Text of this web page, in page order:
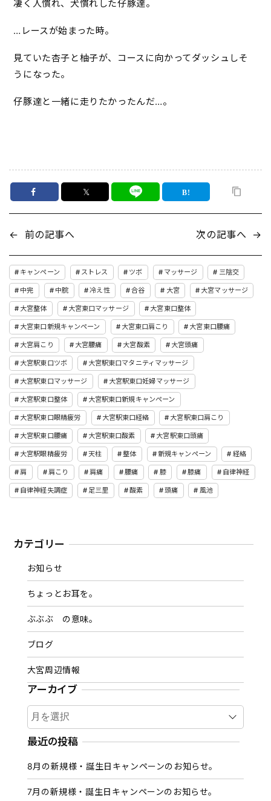
凄く人慣れ、犬慣れした仔豚達。
…レースが始まった時。
見ていた杏子と柚子が、コースに向かってダッシュしそ
うになった。
仔豚達と一緒に走りたかったんだ…。
𝕏
← 前の記事へ 次の記事へ →
キャンペーン ストレス ツボ マッサージ 三陰交
中完 中脘 冷え性 合谷 大宮 大宮マッサージ
大宮整体 大宮東口マッサージ 大宮東口整体
大宮東口新規キャンペーン 大宮東口肩こり 大宮東口腰痛
大宮肩こり 大宮腰痛 大宮酸素 大宮頭痛
大宮駅東口ツボ 大宮駅東口マタニティマッサージ
大宮駅東口マッサージ 大宮駅東口妊婦マッサージ
大宮駅東口整体 大宮駅東口新規キャンペーン
大宮駅東口眼精疲労 大宮駅東口経絡 大宮駅東口肩こり
大宮駅東口腰痛 大宮駅東口酸素 大宮駅東口頭痛
大宮駅眼精疲労 天柱 整体 新規キャンペーン 経絡
肩 肩こり 肩痛 腰痛 膝 膝痛 自律神経
自律神経失調症 足三里 酸素 頭痛 風池
カテゴリー
お知らせ
ちょっとお耳を。
ぶぶぶ の意味。
ブログ
大宮周辺情報
アーカイブ
ア
ー
カ
ブ
最近の投稿
8月の新規様・誕生日キャンペーンのお知らせ。
7月の新規様・誕生日キャンペーンのお知らせ。